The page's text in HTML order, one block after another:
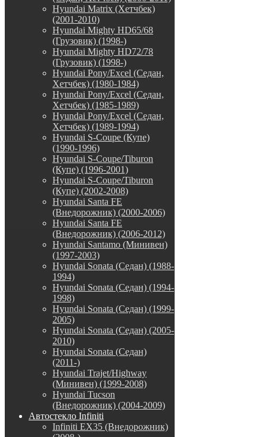
Hyundai Matrix (Хетчбек)
(2001-2010)
Hyundai Mighty HD65/68
(Грузовик) (1998-)
Hyundai Mighty HD72/78
(Грузовик) (1998-)
Hyundai Pony/Excel (Седан,
Хетчбек) (1980-1984)
Hyundai Pony/Excel (Седан,
Хетчбек) (1985-1989)
Hyundai Pony/Excel (Седан,
Хетчбек) (1989-1994)
Hyundai S-Coupe (Купе)
(1990-1996)
Hyundai S-Coupe/Tiburon
(Купе) (1996-2001)
Hyundai S-Coupe/Tiburon
(Купе) (2002-2008)
Hyundai Santa FE
(Внедорожник) (2000-2006)
Hyundai Santa FE
(Внедорожник) (2006-2012)
Hyundai Santamo (Минивен)
(1997-2003)
Hyundai Sonata (Седан) (1988-
1994)
Hyundai Sonata (Седан) (1994-
1998)
Hyundai Sonata (Седан) (1999-
2005)
Hyundai Sonata (Седан) (2005-
2010)
Hyundai Sonata (Седан)
(2011-)
Hyundai Trajet/Highway
(Минивен) (1999-2008)
Hyundai Tucson
(Внедорожник) (2004-2009)
Автостекло Infiniti
Infiniti EX35 (Внедорожник)